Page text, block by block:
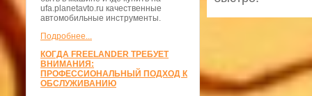
ufa.planetavto.ru качественные
автомобильные инструменты.
Подробнее...
КОГДА FREELANDER ТРЕБУЕТ
ВНИМАНИЯ:
ПРОФЕССИОНАЛЬНЫЙ ПОДХОД К
ОБСЛУЖИВАНИЮ